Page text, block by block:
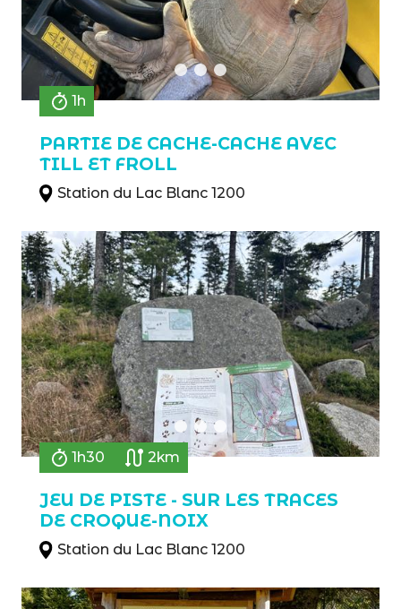
1h
PARTIE DE CACHE-CACHE AVEC
TILL ET FROLL
Station du Lac Blanc 1200
1h30 2km
JEU DE PISTE - SUR LES TRACES
DE CROQUE-NOIX
Station du Lac Blanc 1200